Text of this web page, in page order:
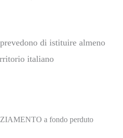
di istituire almeno
italiano
a fondo perduto